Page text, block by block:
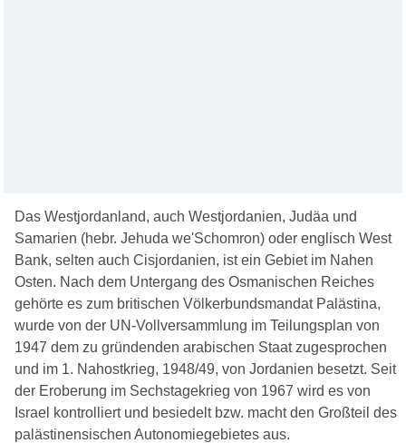
Das Westjordanland, auch Westjordanien, Judäa und
Samarien (hebr. Jehuda we'Schomron) oder englisch West
Bank, selten auch Cisjordanien, ist ein Gebiet im Nahen
Osten. Nach dem Untergang des Osmanischen Reiches
gehörte es zum britischen Völkerbundsmandat Palästina,
wurde von der UN-Vollversammlung im Teilungsplan von
1947 dem zu gründenden arabischen Staat zugesprochen
und im 1. Nahostkrieg, 1948/49, von Jordanien besetzt. Seit
der Eroberung im Sechstagekrieg von 1967 wird es von
Israel kontrolliert und besiedelt bzw. macht den Großteil des
palästinensischen Autonomiegebietes aus.